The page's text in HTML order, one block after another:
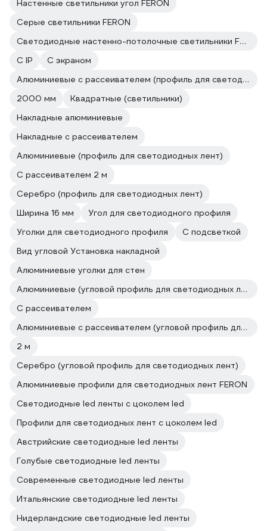
Настенные светильники угол FERON
Серые светильники FERON
Светодиодные настенно-потолочные светильники FERON
С IP
С экраном
Алюминиевые с рассеивателем (профиль для светодиодных лент)
2000 мм
Квадратные (светильники)
Накладные алюминиевые
Накладные с рассеивателем
Алюминиевые (профиль для светодиодных лент)
С рассеивателем 2 м
Серебро (профиль для светодиодных лент)
Ширина 16 мм
Угол для светодиодного профиля
Уголки для светодиодного профиля
С подсветкой
Вид угловой Установка накладной
Алюминиевые уголки для стен
Алюминиевые (угловой профиль для светодиодных лент)
С рассеивателем
Алюминиевые с рассеивателем (угловой профиль для светодиодных лент)
2 м
Серебро (угловой профиль для светодиодных лент)
Алюминиевые профили для светодиодных лент FERON
Светодиодные led ленты с цоколем led
Профили для светодиодных лент с цоколем led
Австрийские светодиодные led ленты
Голубые светодиодные led ленты
Современные светодиодные led ленты
Итальянские светодиодные led ленты
Нидерландские светодиодные led ленты